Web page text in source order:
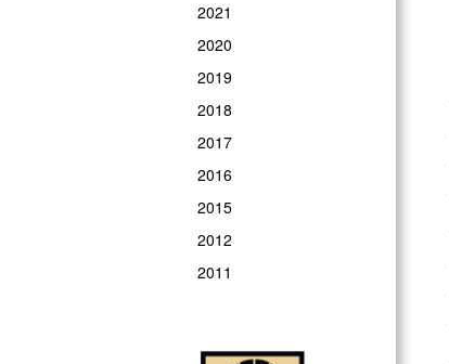
2021
2020
2019
2018
2017
2016
2015
2012
2011